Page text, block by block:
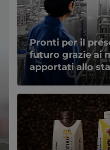
Pronti per il
futuro grazie ai
apportati allo